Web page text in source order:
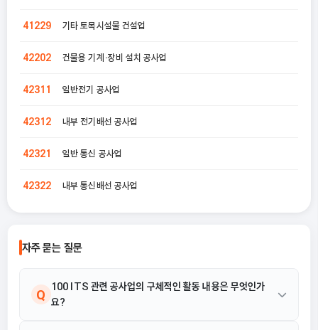
41229 기타 토목시설물 건설업
42202 건물용 기계ㆍ장비 설치 공사업
42311 일반전기 공사업
42312 내부 전기배선 공사업
42321 일반 통신 공사업
42322 내부 통신배선 공사업
자주 묻는 질문
Q
100 ITS 관련 공사업의 구체적인 활동 내용은 무엇인가
요?